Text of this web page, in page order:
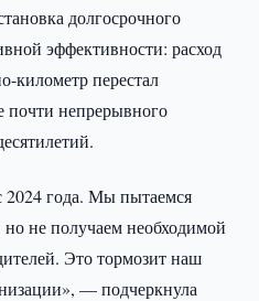
долгосрочного
эффективности: расход
километр перестал
почти непрерывного
2024 года. Мы пытаемся
но не получаем необходимой
Это тормозит наш
— подчеркнула